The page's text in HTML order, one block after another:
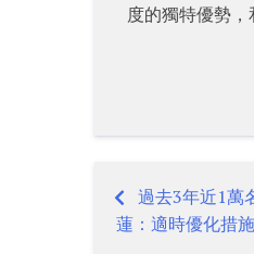
度的獨特優勢
Post
過去3年近1萬
蓮：適時優化措施